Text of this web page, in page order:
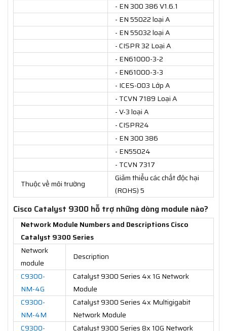
- EN 300 386 V1.6.1
- EN 55022 loại A
- EN 55032 loại A
- CISPR 32 Loại A
- EN61000-3-2
- EN61000-3-3
- ICES-003 Lớp A
- TCVN 7189 Loại A
- V-3 loại A
- CISPR24
- EN 300 386
- EN55024
- TCVN 7317
Thuộc về môi trường
Giảm thiểu các chất độc hại
(ROHS) 5
Cisco Catalyst 9300 hỗ trợ những dòng module nào?
Network Module Numbers and Descriptions Cisco
Catalyst 9300 Series
Network
module
Description
C9300-
NM-4G
Catalyst 9300 Series 4x 1G Network
Module
C9300-
NM-4M
Catalyst 9300 Series 4x Multigigabit
Network Module
C9300-
Catalyst 9300 Series 8x 10G Network